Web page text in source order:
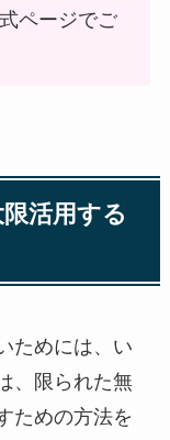
ページでご
活用する
ためには、い
、限られた無
ための方法を